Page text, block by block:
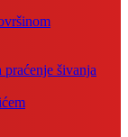
praćenje šivanja